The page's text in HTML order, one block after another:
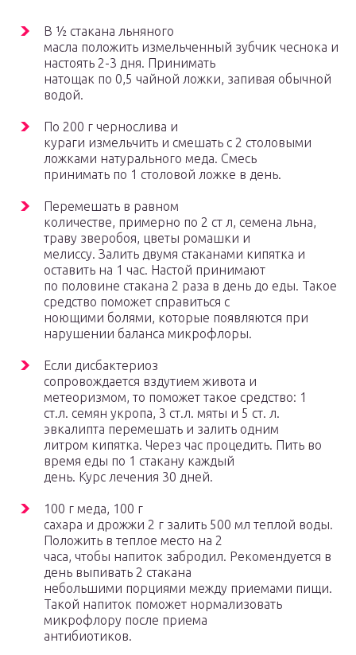
В ½ стакана льняного
масла положить измельченный зубчик чеснока и
настоять 2-3 дня. Принимать
натощак по 0,5 чайной ложки, запивая обычной
водой.
По 200 г чернослива и
кураги измельчить и смешать с 2 столовыми
ложками натурального меда. Смесь
принимать по 1 столовой ложке в день.
Перемешать в равном
количестве, примерно по 2 ст л, семена льна,
траву зверобоя, цветы ромашки и
мелиссу. Залить двумя стаканами кипятка и
оставить на 1 час. Настой принимают
по половине стакана 2 раза в день до еды. Такое
средство поможет справиться с
ноющими болями, которые появляются при
нарушении баланса микрофлоры.
Если дисбактериоз
сопровождается вздутием живота и
метеоризмом, то поможет такое средство: 1
ст.л. семян укропа, 3 ст.л. мяты и 5 ст. л.
эвкалипта перемешать и залить одним
литром кипятка. Через час процедить. Пить во
время еды по 1 стакану каждый
день. Курс лечения 30 дней.
100 г меда, 100 г
сахара и дрожжи 2 г залить 500 мл теплой воды.
Положить в теплое место на 2
часа, чтобы напиток забродил. Рекомендуется в
день выпивать 2 стакана
небольшими порциями между приемами пищи.
Такой напиток поможет нормализовать
микрофлору после приема
антибиотиков.